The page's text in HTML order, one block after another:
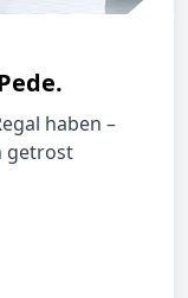
haben –
getrost